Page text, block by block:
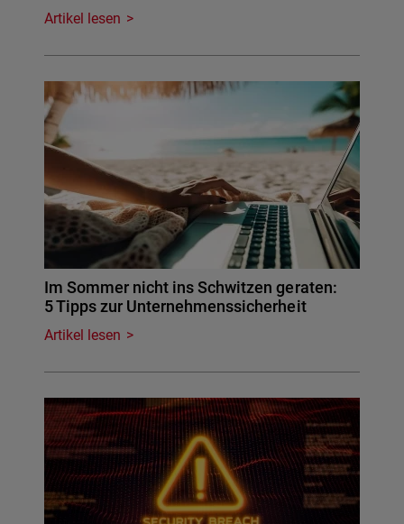
Artikel lesen
Im Sommer nicht ins Schwitzen geraten:
5 Tipps zur Unternehmenssicherheit
Artikel lesen